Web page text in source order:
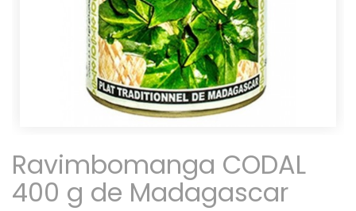
Ravimbomanga CODAL
400 g de Madagascar